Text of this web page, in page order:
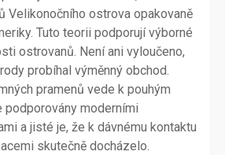
Velikonočního ostrova opakovaně
Tuto teorii podporují výborné
ostrovanů. Není ani vyloučeno,
probíhal výměnný obchod.
pramenů vede k pouhým
podporovány moderními
a jisté je, že k dávnému kontaktu
skutečně docházelo.